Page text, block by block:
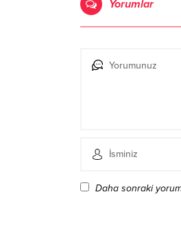
Yorumlar
Daha sonraki